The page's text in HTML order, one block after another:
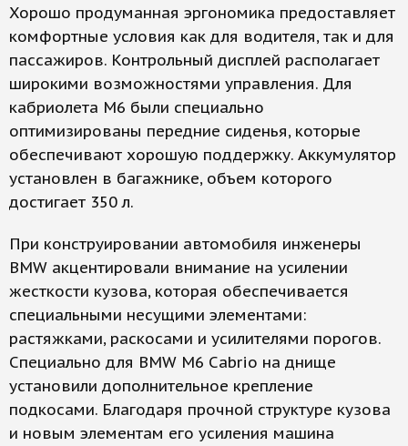
Хорошо продуманная эргономика предоставляет
комфортные условия как для водителя, так и для
пассажиров. Контрольный дис­плей располагает
широкими возможностями управления. Для
кабриолета M6 были специально
оптимизированы передние сиденья, которые
обеспечивают хорошую поддержку. Аккумулятор
установлен в багажнике, объем которого
достигает 350 л.
При конструировании автомобиля инженеры
BMW акцентировали внимание на усилении
жесткости кузова, которая обеспечивается
специальными несущими элементами:
растяжками, раскосами и усилителями порогов.
Специально для BMW M6 Cabrio на днище
установили дополнительное крепление
подкосами. Благодаря прочной структуре кузова
и новым элементам его усиления машина